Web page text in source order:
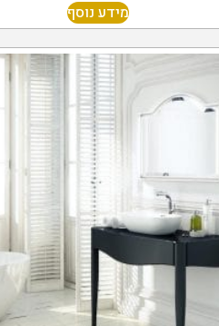
מידע נוסף